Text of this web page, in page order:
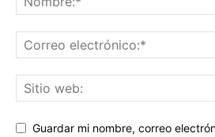
Guardar mi nombre, correo